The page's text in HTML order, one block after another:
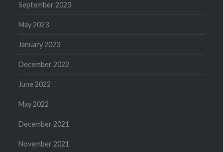
September 2023
May 2023
January 2023
December 2022
June 2022
May 2022
December 2021
November 2021